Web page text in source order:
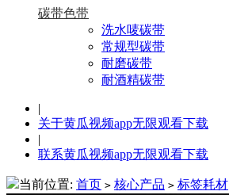
碳带色带
洗水唛碳带
常规型碳带
耐磨碳带
耐酒精碳带
|
关于黄瓜视频app无限观看下载
|
联系黄瓜视频app无限观看下载
当前位置: 首页 > 核心产品 > 标签耗材